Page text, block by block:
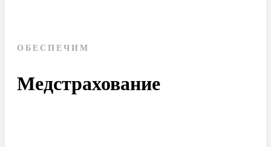
ОБЕСПЕЧИМ
Медстрахование